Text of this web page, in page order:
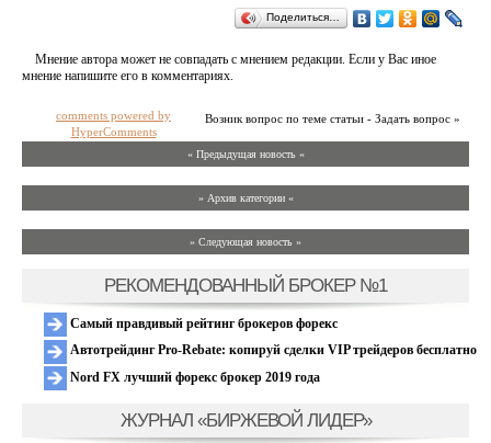
Поделиться…
Мнение автора может не совпадать с мнением редакции. Если у Вас иное
мнение напишите его в комментариях.
Возник вопрос по теме статьи - Задать вопрос »
comments powered by
HyperComments
« Предыдущая новость «
» Архив категории «
» Следующая новость »
РЕКОМЕНДОВАННЫЙ БРОКЕР №1
Самый правдивый рейтинг брокеров форекс
Автотрейдинг Pro-Rebate: копируй сделки VIP трейдеров бесплатно
Nord FX лучший форекс брокер 2019 года
ЖУРНАЛ «БИРЖЕВОЙ ЛИДЕР»